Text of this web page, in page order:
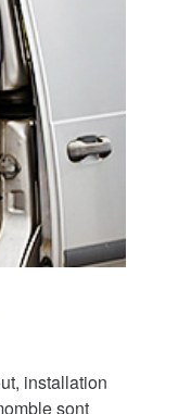
installation
sont